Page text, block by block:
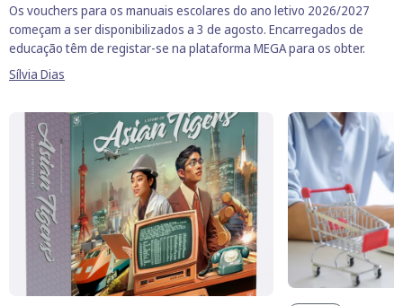
Os vouchers para os manuais escolares do ano letivo 2026/2027
começam a ser disponibilizados a 3 de agosto. Encarregados de
educação têm de registar-se na plataforma MEGA para os obter.
Sílvia Dias